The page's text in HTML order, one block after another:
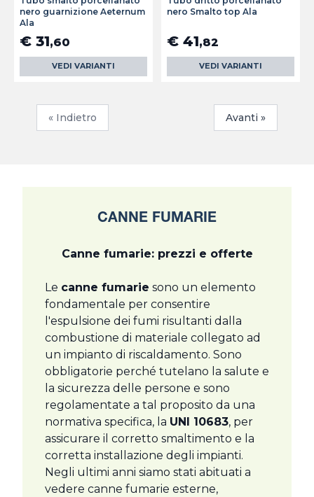
nero guarnizione Aeternum
Ala
€ 31,60
VEDI VARIANTI
nero Smalto top Ala
€ 41,82
VEDI VARIANTI
« Indietro Avanti »
CANNE FUMARIE
Canne fumarie: prezzi e offerte
Le canne fumarie sono un elemento
fondamentale per consentire
l'espulsione dei fumi risultanti dalla
combustione di materiale collegato ad
un impianto di riscaldamento. Sono
obbligatorie perché tutelano la salute e
la sicurezza delle persone e sono
regolamentate a tal proposito da una
normativa specifica, la UNI 10683, per
assicurare il corretto smaltimento e la
corretta installazione degli impianti.
Negli ultimi anni siamo stati abituati a
vedere canne fumarie esterne,